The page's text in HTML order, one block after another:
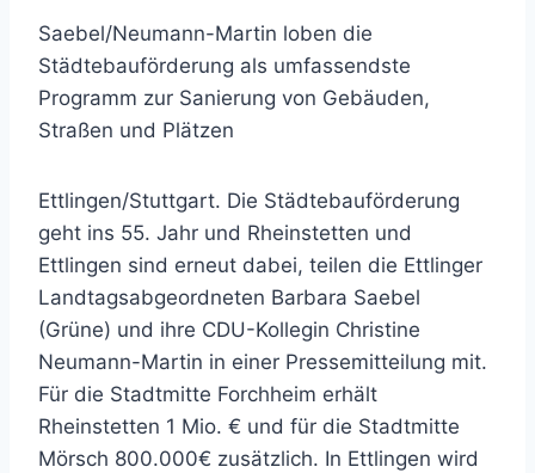
Saebel/Neumann-Martin loben die
Städtebauförderung als umfassendste
Programm zur Sanierung von Gebäuden,
Straßen und Plätzen
Ettlingen/Stuttgart. Die Städtebauförderung
geht ins 55. Jahr und Rheinstetten und
Ettlingen sind erneut dabei, teilen die Ettlinger
Landtagsabgeordneten Barbara Saebel
(Grüne) und ihre CDU-Kollegin Christine
Neumann-Martin in einer Pressemitteilung mit.
Für die Stadtmitte Forchheim erhält
Rheinstetten 1 Mio. € und für die Stadtmitte
Mörsch 800.000€ zusätzlich. In Ettlingen wird